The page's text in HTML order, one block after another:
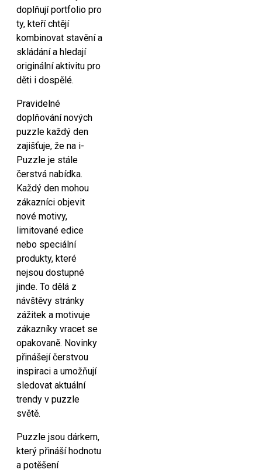
doplňují portfolio pro
ty, kteří chtějí
kombinovat stavění a
skládání a hledají
originální aktivitu pro
děti i dospělé.
Pravidelné
doplňování nových
puzzle každý den
zajišťuje, že na i-
Puzzle je stále
čerstvá nabídka.
Každý den mohou
zákazníci objevit
nové motivy,
limitované edice
nebo speciální
produkty, které
nejsou dostupné
jinde. To dělá z
návštěvy stránky
zážitek a motivuje
zákazníky vracet se
opakovaně. Novinky
přinášejí čerstvou
inspiraci a umožňují
sledovat aktuální
trendy v puzzle
světě.
Puzzle jsou dárkem,
který přináší hodnotu
a potěšení